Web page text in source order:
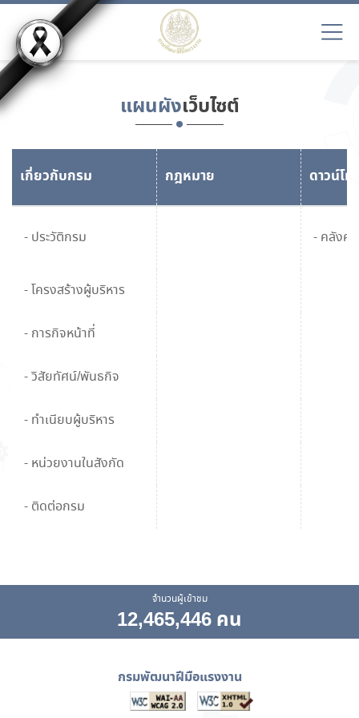
แผนผังเว็บไซต์
เกี่ยวกับกรม กฎหมาย ดาวน์โห
- ประวัติกรม - คลังค
- โครงสร้างผู้บริหาร
- การกิจหน้าที่
- วิสัยทัศน์/พันธกิจ
- ทำเนียบผู้บริหาร
- หน่วยงานในสังกัด
- ติดต่อกรม
จำนวนผู้เข้าชม
12,465,446 คน
กรมพัฒนาฝีมือแรงงาน